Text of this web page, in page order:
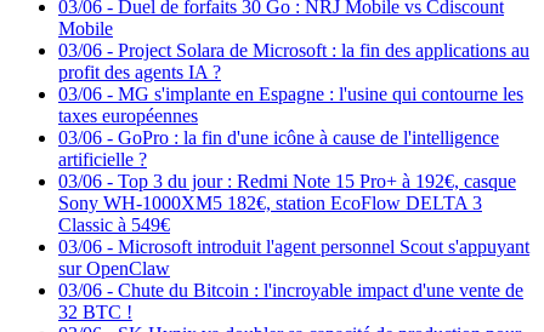
03/06 - Duel de forfaits 30 Go : NRJ Mobile vs Cdiscount
Mobile
03/06 - Project Solara de Microsoft : la fin des applications au
profit des agents IA ?
03/06 - MG s'implante en Espagne : l'usine qui contourne les
taxes européennes
03/06 - GoPro : la fin d'une icône à cause de l'intelligence
artificielle ?
03/06 - Top 3 du jour : Redmi Note 15 Pro+ à 192€, casque
Sony WH-1000XM5 182€, station EcoFlow DELTA 3
Classic à 549€
03/06 - Microsoft introduit l'agent personnel Scout s'appuyant
sur OpenClaw
03/06 - Chute du Bitcoin : l'incroyable impact d'une vente de
32 BTC !